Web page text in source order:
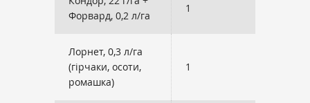
Форвард, 0,2 л/га
1
Лорнет, 0,3 л/га
(гірчаки, осоти,
ромашка)
1